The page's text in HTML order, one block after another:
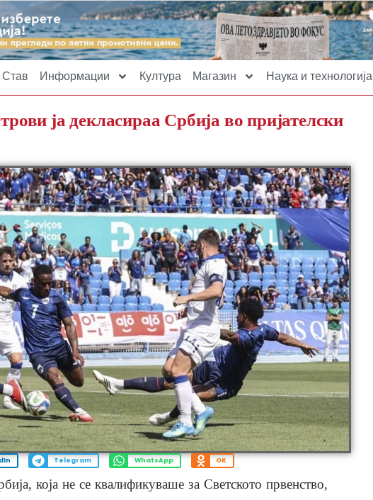
Став Информации Култура Магазин Наука и технологија
ја декласираа Србија во пријателски
Telegram WhatsApp OK
која не се квалификуваше за Светското првенство,